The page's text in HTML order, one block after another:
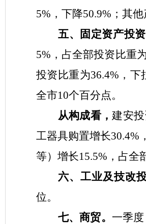
5% ，下降50.9% ；其
五、固定资产投资
5% ，占全部投资比重为
投资比重为36.4% ，
全市10个百分点。
从构成看，建安
工器具购置增长30.4%
等） 增长15.5% ，占全
六、工业及技改
位。
七、商贸。 一季度